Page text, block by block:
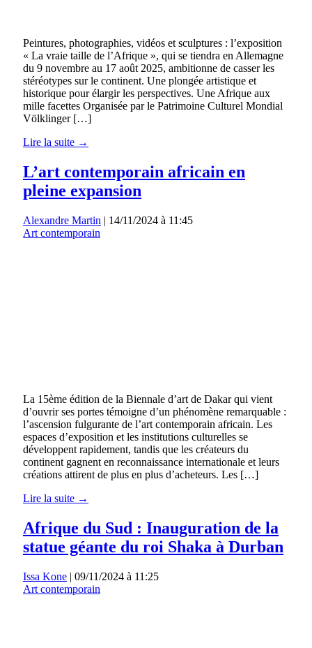
Peintures, photographies, vidéos et sculptures : l’exposition
« La vraie taille de l’Afrique », qui se tiendra en Allemagne
du 9 novembre au 17 août 2025, ambitionne de casser les
stéréotypes sur le continent. Une plongée artistique et
historique pour élargir les perspectives. Une Afrique aux
mille facettes Organisée par le Patrimoine Culturel Mondial
Völklinger […]
Lire la suite →
L’art contemporain africain en
pleine expansion
Alexandre Martin | 14/11/2024 à 11:45
Art contemporain
La 15ème édition de la Biennale d’art de Dakar qui vient
d’ouvrir ses portes témoigne d’un phénomène remarquable :
l’ascension fulgurante de l’art contemporain africain. Les
espaces d’exposition et les institutions culturelles se
développent rapidement, tandis que les créateurs du
continent gagnent en reconnaissance internationale et leurs
créations attirent de plus en plus d’acheteurs. Les […]
Lire la suite →
Afrique du Sud : Inauguration de la
statue géante du roi Shaka à Durban
Issa Kone | 09/11/2024 à 11:25
Art contemporain